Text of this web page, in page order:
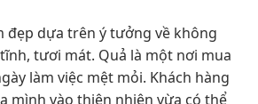
đẹp dựa trên ý tưởng về không
tươi mát. Quả là một nơi mua
làm việc mệt mỏi. Khách hàng
mình vào thiên nhiên vừa có thể